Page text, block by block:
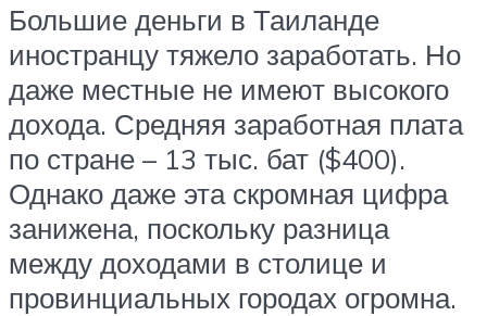
Большие деньги в Таиланде
иностранцу тяжело заработать. Но
даже местные не имеют высокого
дохода. Средняя заработная плата
по стране – 13 тыс. бат ($400).
Однако даже эта скромная цифра
занижена, поскольку разница
между доходами в столице и
провинциальных городах огромна.